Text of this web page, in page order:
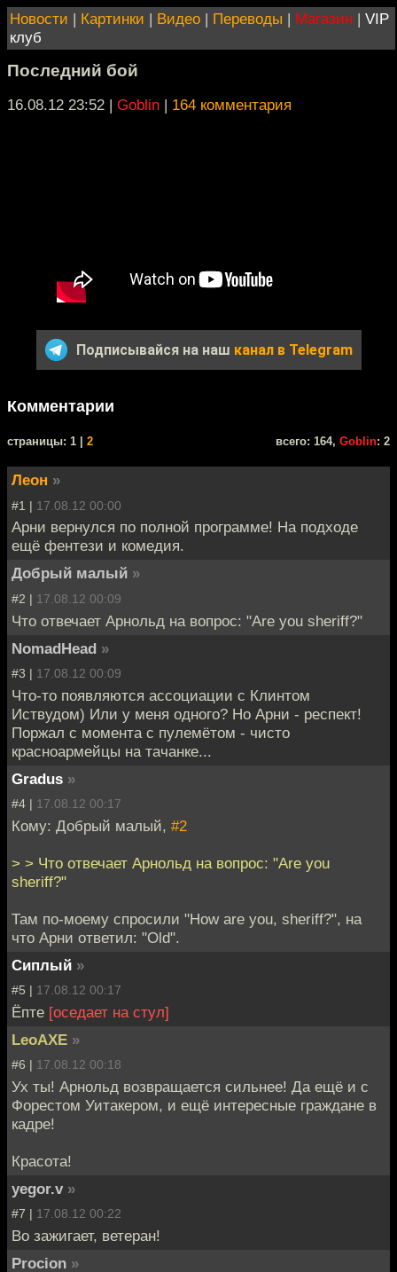
Новости | Картинки | Видео | Переводы | Магазин | VIP
клуб
Последний бой
16.08.12 23:52 | Goblin | 164 комментария
Подписывайся на наш канал в Telegram
Комментарии
cтраницы: 1 | 2 всего: 164, Goblin: 2
Леон »
#1 | 17.08.12 00:00
Арни вернулся по полной программе! На подходе
ещё фентези и комедия.
Добрый малый »
#2 | 17.08.12 00:09
Что отвечает Арнольд на вопрос: "Are you sheriff?"
NomadHead »
#3 | 17.08.12 00:09
Что-то появляются ассоциации с Клинтом
Иствудом) Или у меня одного? Но Арни - респект!
Поржал с момента с пулемётом - чисто
красноармейцы на тачанке...
Gradus »
#4 | 17.08.12 00:17
Кому: Добрый малый, #2
> > Что отвечает Арнольд на вопрос: "Are you
sheriff?"
Там по-моему спросили "How are you, sheriff?", на
что Арни ответил: "Old".
Сиплый »
#5 | 17.08.12 00:17
Ёпте [оседает на стул]
LeoAXE »
#6 | 17.08.12 00:18
Ух ты! Арнольд возвращается сильнее! Да ещё и с
Форестом Уитакером, и ещё интересные граждане в
кадре!
Красота!
yegor.v »
#7 | 17.08.12 00:22
Во зажигает, ветеран!
Procion »